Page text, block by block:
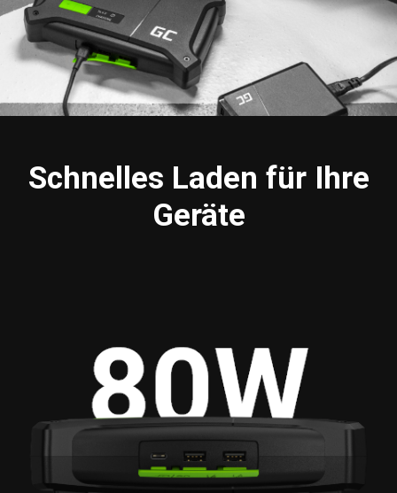
Schnelles Laden für Ihre
Geräte